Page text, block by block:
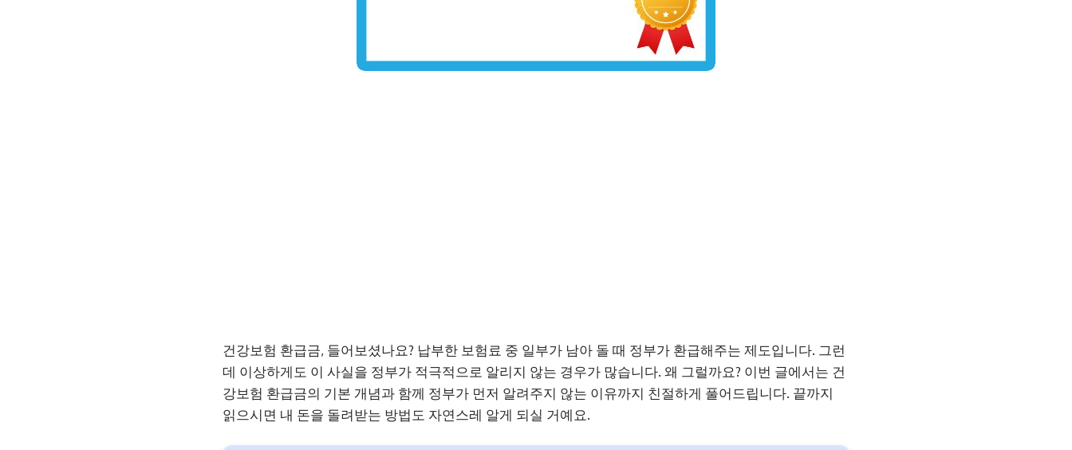
건강보험 환급금, 들어보셨나요? 납부한 보험료 중 일부가 남아 돌 때 정부가 환급해주는 제도입니다. 그런
데 이상하게도 이 사실을 정부가 적극적으로 알리지 않는 경우가 많습니다. 왜 그럴까요? 이번 글에서는 건
강보험 환급금의 기본 개념과 함께 정부가 먼저 알려주지 않는 이유까지 친절하게 풀어드립니다. 끝까지
읽으시면 내 돈을 돌려받는 방법도 자연스레 알게 되실 거예요.